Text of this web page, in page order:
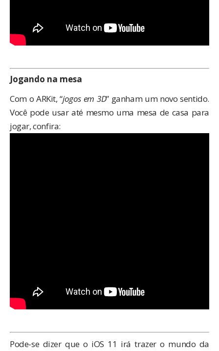
Jogando na mesa
Com o ARKit, “jogos em 3D” ganham um novo sentido.
Você pode usar até mesmo uma mesa de casa para
jogar, confira:
Pode-se dizer que o iOS 11 irá trazer o mundo da